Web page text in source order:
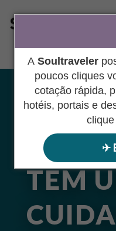
A Soultraveler
poucos cliques
cotação rápida,
hotéis, portais e
✈︎
POR
SUA
TEM